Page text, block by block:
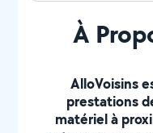
À
AlloVoisins
prestations
matériel à